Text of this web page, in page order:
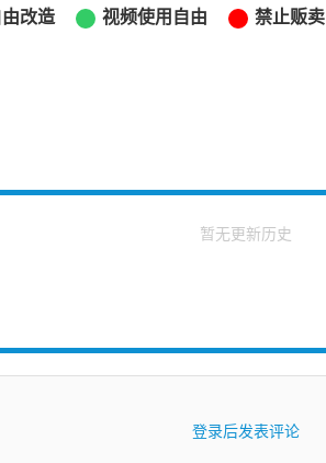
改造 视频使用自由 禁止贩卖
暂无更新历史
登录后发表评论